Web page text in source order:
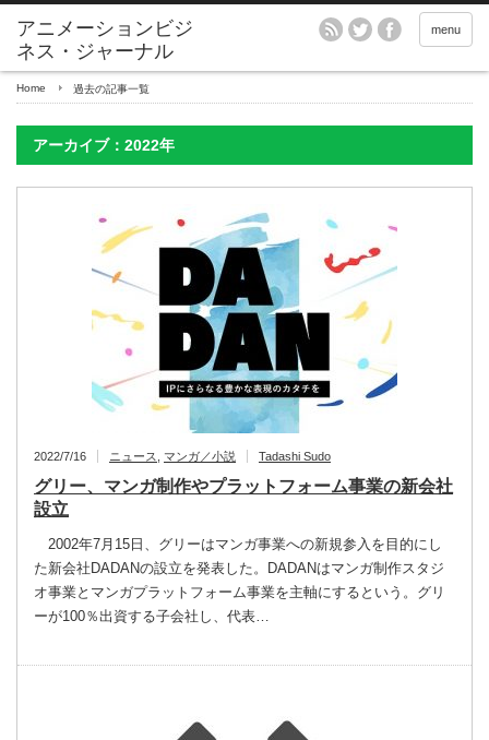
アニメーションビジ
ネス・ジャーナル
menu
Home 過去の記事一覧
アーカイブ：2022年
2022/7/16 ニュース マンガ／小説 Tadashi Sudo
グリー、マンガ制作やプラットフォーム事業の新会社
設立
2002年7月15日、グリーはマンガ事業への新規参入を目的にし
た新会社DADANの設立を発表した。DADANはマンガ制作スタジ
オ事業とマンガプラットフォーム事業を主軸にするという。グリ
ーが100％出資する子会社し、代表…